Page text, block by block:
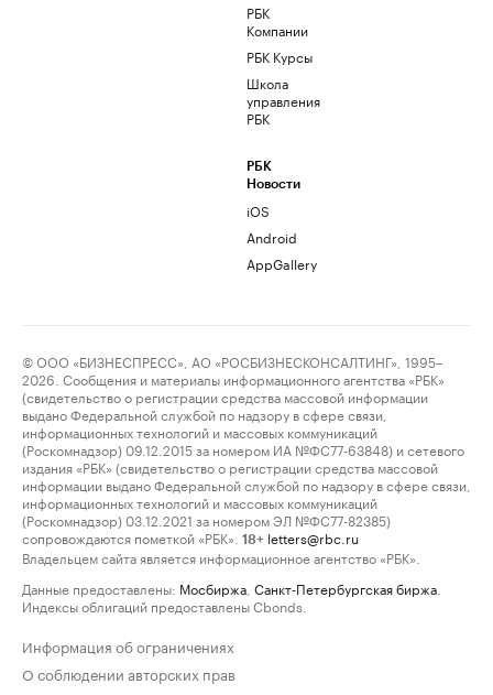
РБК
Компании
РБК Курсы
Школа
управления
РБК
РБК
Новости
iOS
Android
AppGallery
© ООО «БИЗНЕСПРЕСС», АО «РОСБИЗНЕСКОНСАЛТИНГ», 1995–
2026. Сообщения и материалы информационного агентства «РБК»
(свидетельство о регистрации средства массовой информации
выдано Федеральной службой по надзору в сфере связи,
информационных технологий и массовых коммуникаций
(Роскомнадзор) 09.12.2015 за номером ИА №ФС77-63848) и сетевого
издания «РБК» (свидетельство о регистрации средства массовой
информации выдано Федеральной службой по надзору в сфере связи,
информационных технологий и массовых коммуникаций
(Роскомнадзор) 03.12.2021 за номером ЭЛ №ФС77-82385)
сопровождаются пометкой «РБК».
18+ letters@rbc.ru
Владельцем сайта является информационное агентство «РБК».
Данные предоставлены: Мосбиржа Санкт-Петербургская биржа
Индексы облигаций предоставлены Cbonds.
Информация об ограничениях
О соблюдении авторских прав